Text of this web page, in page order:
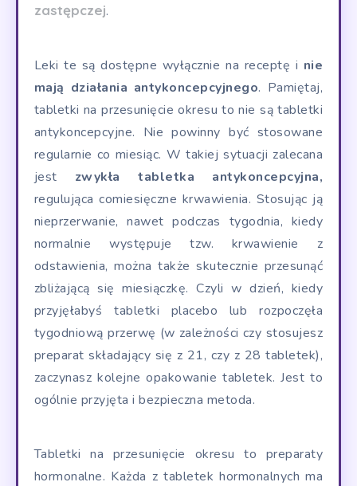
zastępczej.
Leki te są dostępne wyłącznie na receptę i nie
mają działania antykoncepcyjnego. Pamiętaj,
tabletki na przesunięcie okresu to nie są tabletki
antykoncepcyjne. Nie powinny być stosowane
regularnie co miesiąc. W takiej sytuacji zalecana
jest zwykła tabletka antykoncepcyjna,
regulująca comiesięczne krwawienia. Stosując ją
nieprzerwanie, nawet podczas tygodnia, kiedy
normalnie występuje tzw. krwawienie z
odstawienia, można także skutecznie przesunąć
zbliżającą się miesiączkę. Czyli w dzień, kiedy
przyjęłabyś tabletki placebo lub rozpoczęła
tygodniową przerwę (w zależności czy stosujesz
preparat składający się z 21, czy z 28 tabletek),
zaczynasz kolejne opakowanie tabletek. Jest to
ogólnie przyjęta i bezpieczna metoda.
Tabletki na przesunięcie okresu to preparaty
hormonalne. Każda z tabletek hormonalnych ma